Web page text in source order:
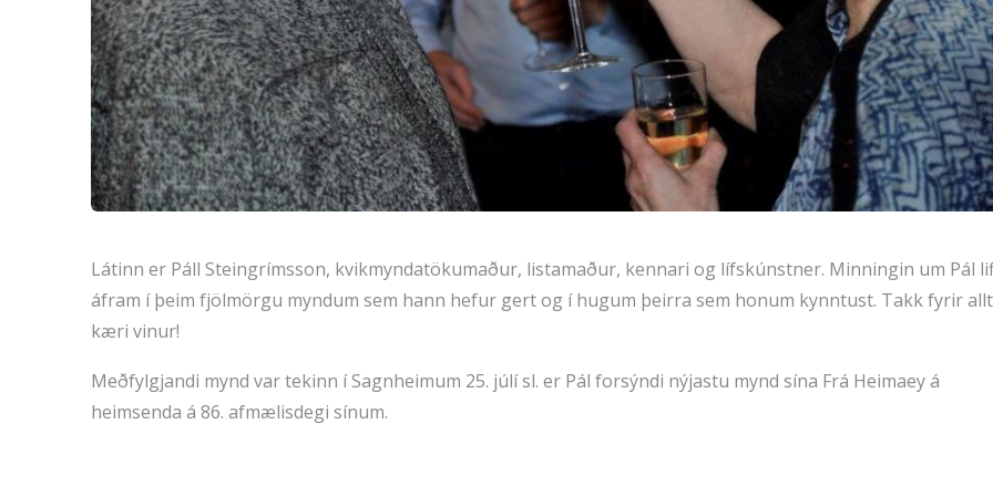
Látinn er Páll Steingrímsson, kvikmyndatökumaður, listamaður, kennari og lífskúnstner. Minningin um Pál
áfram í þeim fjölmörgu myndum sem hann hefur gert og í hugum þeirra sem honum kynntust. Takk fyrir allt
kæri vinur!
Meðfylgjandi mynd var tekinn í Sagnheimum 25. júlí sl. er Pál forsýndi nýjastu mynd sína Frá Heimaey á
heimsenda á 86. afmælisdegi sínum.